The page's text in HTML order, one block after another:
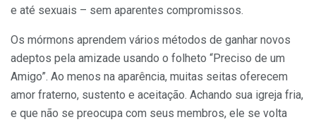
e até sexuais – sem aparentes compromissos.
Os mórmons aprendem vários métodos de ganhar novos
adeptos pela amizade usando o folheto “Preciso de um
Amigo”. Ao menos na aparência, muitas seitas oferecem
amor fraterno, sustento e aceitação. Achando sua igreja fria,
e que não se preocupa com seus membros, ele se volta